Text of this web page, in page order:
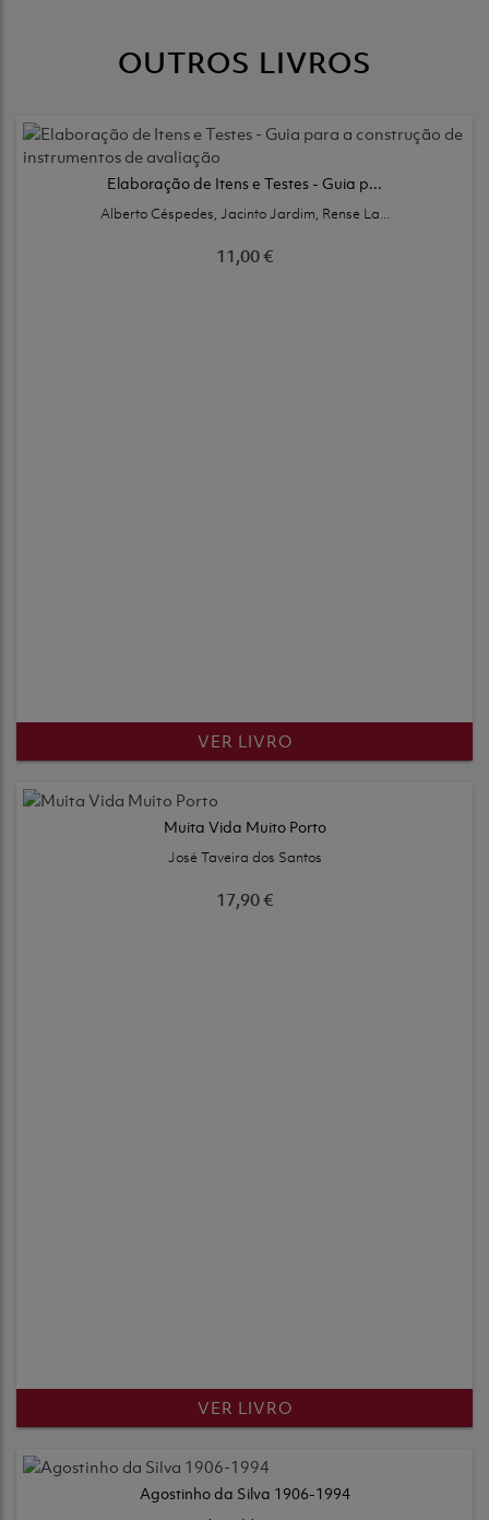
OUTROS LIVROS
Elaboração de Itens e Testes - Guia p...
Alberto Céspedes, Jacinto Jardim, Rense La...
11,00 €
VER LIVRO
Muita Vida Muito Porto
José Taveira dos Santos
17,90 €
VER LIVRO
Agostinho da Silva 1906-1994